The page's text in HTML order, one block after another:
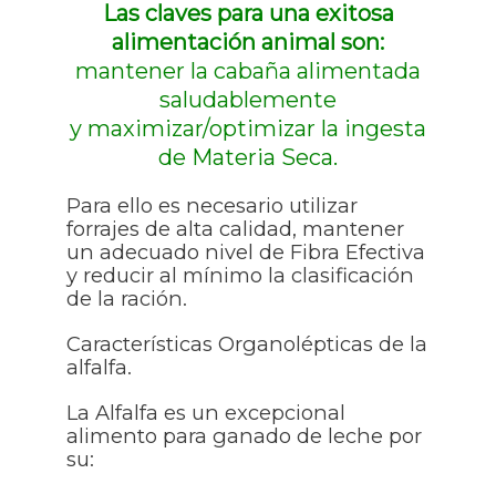
Las claves para una exitosa
alimentación animal son:
mantener la cabaña alimentada
saludablemente
y maximizar/optimizar la ingesta
de Materia Seca.
Para ello es necesario utilizar
forrajes de alta calidad, mantener
un adecuado nivel de Fibra Efectiva
y reducir al mínimo la clasificación
de la ración.
Características Organolépticas de la
alfalfa.
La Alfalfa es un excepcional
alimento para ganado de leche por
su: